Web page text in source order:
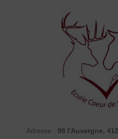
Adresse : 98 l'Auvergne,